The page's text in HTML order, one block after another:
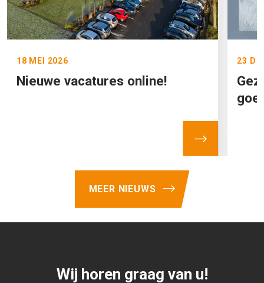
18 MEI 2026
Nieuwe vacatures online!
23
MEER NIEUWS
Wij horen graag van u!